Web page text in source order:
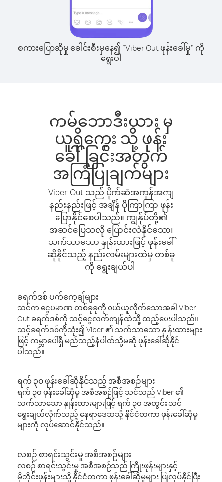
စကားပြောဆိုမှု ခေါင်းစီးမှနေ၍ “Viber Out ဖုန်းခေါ်မှု” ကို
ရွေးပါ
ကမ်ဘောဒီးယား မှ
ယူရိုကွေး သို့ ဖုန်း
ခေါ်ခြင်းအတွက်
အကြံပြုချက်များ
Viber Out သည် ပိုက်ဆံအကုန်အကျ
နည်းနည်းဖြင့် အချိန် ပိုကြာကြာ ဖုန်း
ပြောနိုင်စေပါသည်။ ကျွန်ုပ်တို့၏
အဆင်ပြေသလို ပြောင်းလဲနိုင်သော၊
သက်သာသော နှုန်းထားဖြင့် ဖုန်းခေါ်
ဆိုနိုင်သည့် နည်းလမ်းများထဲမှ တစ်ခု
ကို ရွေးချယ်ပါ-
ခရက်ဒစ် ပက်ကေ့ချ်များ
သင်က ငွေပမာဏ တစ်ခုခုကို ဝယ်ယူလိုက်သောအခါ Viber
Out ခရက်ဒစ်ကို သင့်ငွေလက်ကျန်ထဲသို့ ထည့်ပေးပါသည်။
သင့်ခရက်ဒစ်ကိုသုံး၍ Viber ၏ သက်သာသော နှုန်းထားများ
ဖြင့် ကမ္ဘာပေါ်ရှိ မည်သည့်နံပါတ်သို့မဆို ဖုန်းခေါ်ဆိုနိုင်
ပါသည်။
ရက် ၃၀ ဖုန်းခေါ်ဆိုနိုင်သည့် အစီအစဉ်များ
ရက် ၃၀ ဖုန်းခေါ်ဆိုမှု အစီအစဉ်ဖြင့် သင်သည် Viber ၏
သက်သာသော နှုန်းထားများဖြင့် ရက် ၃၀ အတွင်း သင်
ရွေးချယ်လိုက်သည့် နေရာဒေသသို့ နိုင်ငံတကာ ဖုန်းခေါ်ဆိုမှု
များကို လုပ်ဆောင်နိုင်သည်။
လစဉ် စာရင်းသွင်းမှု အစီအစဉ်များ
လစဉ် စာရင်းသွင်းမှု အစီအစဉ်သည် ကြိုးဖုန်းများနှင့်
မိုဘိုင်းဖုန်းများသို့ နိုင်ငံတကာ ဖုန်းခေါ်ဆိုမှုများ ပြုလုပ်နိုင်ပြီး